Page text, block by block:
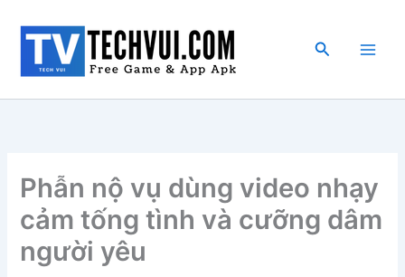
dung
Tìm
Phẫn nộ vụ dùng video nhạy
cảm tống tình và cưỡng dâm
người yêu